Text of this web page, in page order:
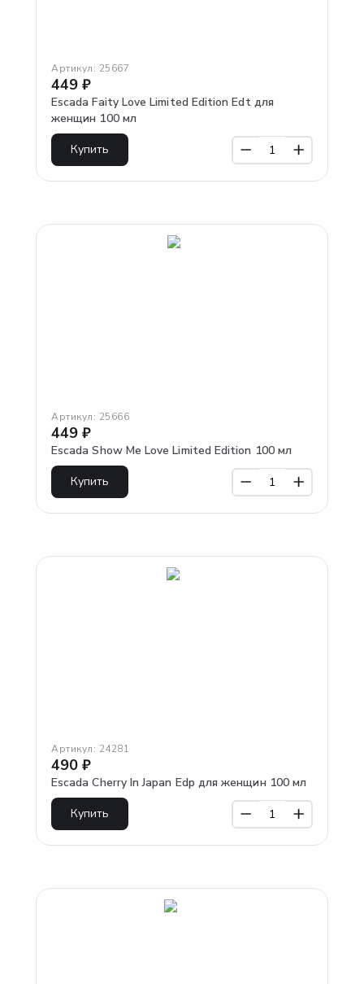
Артикул: 25667
449 ₽
Escada Faity Love Limited Edition Edt для
женщин 100 мл
Купить
Артикул: 25666
449 ₽
Escada Show Me Love Limited Edition 100 мл
Купить
Артикул: 24281
490 ₽
Escada Cherry In Japan Edp для женщин 100 мл
Купить